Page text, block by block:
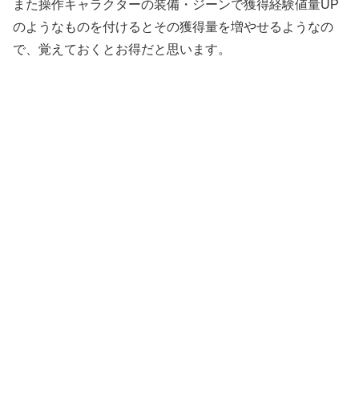
また操作キャラクターの装備・ジーンで獲得経験値量UP
のようなものを付けるとその獲得量を増やせるようなの
で、覚えておくとお得だと思います。